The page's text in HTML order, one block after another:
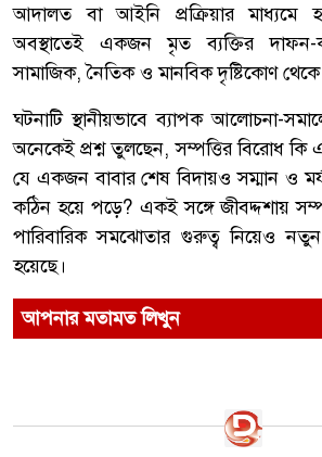
আদালত বা আইনি প্রক্রিয়ার মাধ্যমে
অবস্থাতেই একজন মৃত ব্যক্তির দাফন-
সামাজিক, নৈতিক ও মানবিক দৃষ্টিকোণ
ঘটনাটি স্থানীয়ভাবে ব্যাপক আলোচনা-
অনেকেই প্রশ্ন তুলছেন, সম্পত্তির বিরোধ কি
যে একজন বাবার শেষ বিদায়ও সম্মান ও
কঠিন হয়ে পড়ে? একই সঙ্গে জীবদ্দশায়
পারিবারিক সমঝোতার গুরুত্ব নিয়েও
হয়েছে।
আপনার মতামত লিখুন